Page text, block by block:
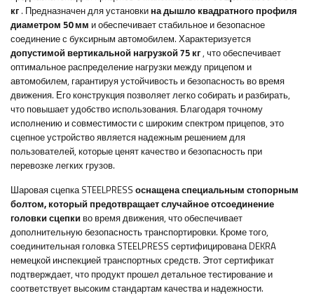
кг . Предназначен для установки на дышло квадратного профиля
диаметром 50 мм и обеспечивает стабильное и безопасное
соединение с буксирным автомобилем. Характеризуется
допустимой вертикальной нагрузкой 75 кг, что обеспечивает
оптимальное распределение нагрузки между прицепом и
автомобилем, гарантируя устойчивость и безопасность во время
движения. Его конструкция позволяет легко собирать и разбирать,
что повышает удобство использования. Благодаря точному
исполнению и совместимости с широким спектром прицепов, это
сцепное устройство является надежным решением для
пользователей, которые ценят качество и безопасность при
перевозке легких грузов.
Шаровая сцепка STEELPRESS оснащена специальным стопорным
болтом, который предотвращает случайное отсоединение
головки сцепки во время движения, что обеспечивает
дополнительную безопасность транспортировки. Кроме того,
соединительная головка STEELPRESS сертифицирована DEKRA
немецкой инспекцией транспортных средств. Этот сертификат
подтверждает, что продукт прошел детальное тестирование и
соответствует высоким стандартам качества и надежности.